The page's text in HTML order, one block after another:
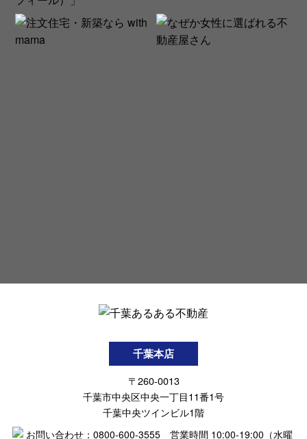
千葉本店
〒260-0013
千葉市中央区中央一丁目11番1号
千葉中央ツインビル1階